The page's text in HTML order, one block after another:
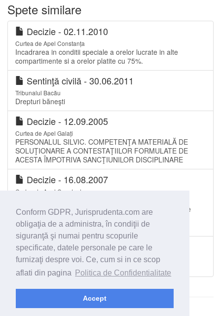
Conform GDPR, Jurisprudenta.com are
obligaţia de a administra, în condiţii de
siguranţă şi numai pentru scopurile
specificate, datele personale pe care le
furnizaţi despre voi. Ce, cum si in ce scop
aflati din pagina
Politica de Confidentialitate
Accept
Spete similare
Decizie - 02.11.2010
Curtea de Apel Constanța
Incadrarea in conditii speciale a orelor lucrate in alte
compartimente si a orelor platite cu 75%.
Sentinţă civilă - 30.06.2011
Tribunalul Bacău
Drepturi băneşti
Decizie - 12.09.2005
Curtea de Apel Galați
PERSONALUL SILVIC. COMPETENŢA MATERIALĂ DE
SOLUŢIONARE A CONTESTAŢIILOR FORMULATE DE
ACESTA ÎMPOTRIVA SANCŢIUNILOR DISCIPLINARE
Decizie - 16.08.2007
Curtea de Apel Constanța
Neprezentarea salariatului la locul de munca, motivat de
faptul ca se afla în greva foamei. Legalitatea sanctiunii
disciplinare.
Sentinţă civilă - 20.04.2011
Tribunalul Bacău
Drepturi băneşti